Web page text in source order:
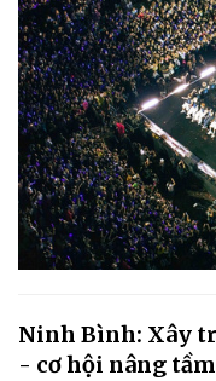
Ninh Bình: Xây
- cơ hội nâng